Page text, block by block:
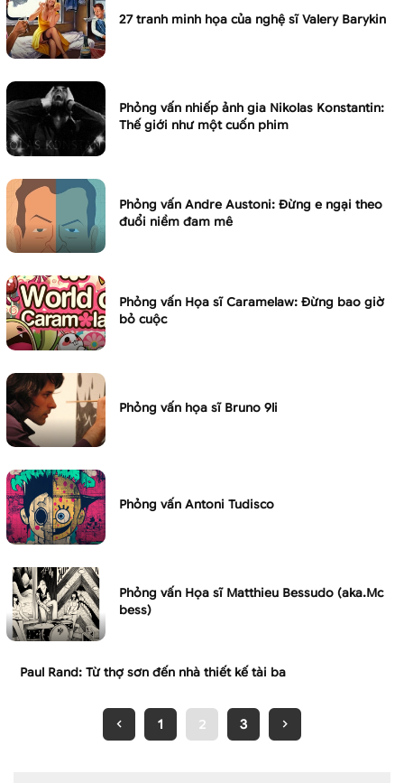
27 tranh minh họa của nghệ sĩ Valery Barykin
Phỏng vấn nhiếp ảnh gia Nikolas Konstantin:
Thế giới như một cuốn phim
Phỏng vấn Andre Austoni: Đừng e ngại theo
đuổi niềm đam mê
Phỏng vấn Họa sĩ Caramelaw: Đừng bao giờ
bỏ cuộc
Phỏng vấn họa sĩ Bruno 9li
Phỏng vấn Antoni Tudisco
Phỏng vấn Họa sĩ Matthieu Bessudo (aka.Mc
bess)
Paul Rand: Từ thợ sơn đến nhà thiết kế tài ba
1 2 3